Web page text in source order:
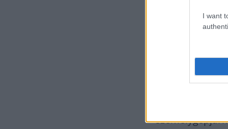
I want
Az elmúlt
biztosítót
Azoknak,
közzétett,
képest a díjak